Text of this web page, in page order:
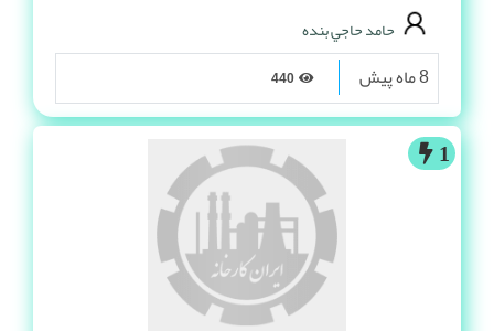
حامد حاجي بنده
8 ماه پیش
1